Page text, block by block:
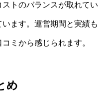
トのバランスが取れてい
ます。運営期間と実績も
ミから感じられます。
め